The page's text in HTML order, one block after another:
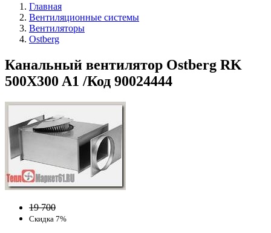
Главная
Вентиляционные системы
Вентиляторы
Ostberg
Канальный вентилятор Ostberg RK
500X300 A1 /Код 90024444
19 700
Скидка 7%